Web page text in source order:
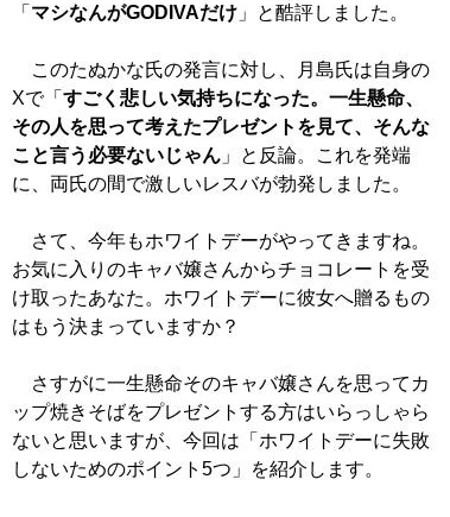
「 マシなんがGODIVAだけ 」と酷評しました。
このたぬかな氏の発言に対し、月島氏は自身の
Xで「 すごく悲しい気持ちになった。一生懸命、
その人を思って考えたプレゼントを見て、そんな
こと言う必要ないじゃん 」と反論。これを発端
に、両氏の間で激しいレスバが勃発しました。
さて、今年もホワイトデーがやってきますね。
お気に入りのキャバ嬢さんからチョコレートを受
け取ったあなた。ホワイトデーに彼女へ贈るもの
はもう決まっていますか？
さすがに一生懸命そのキャバ嬢さんを思ってカ
ップ焼きそばをプレゼントする方はいらっしゃら
ないと思いますが、今回は「ホワイトデーに失敗
しないためのポイント5つ」を紹介します。